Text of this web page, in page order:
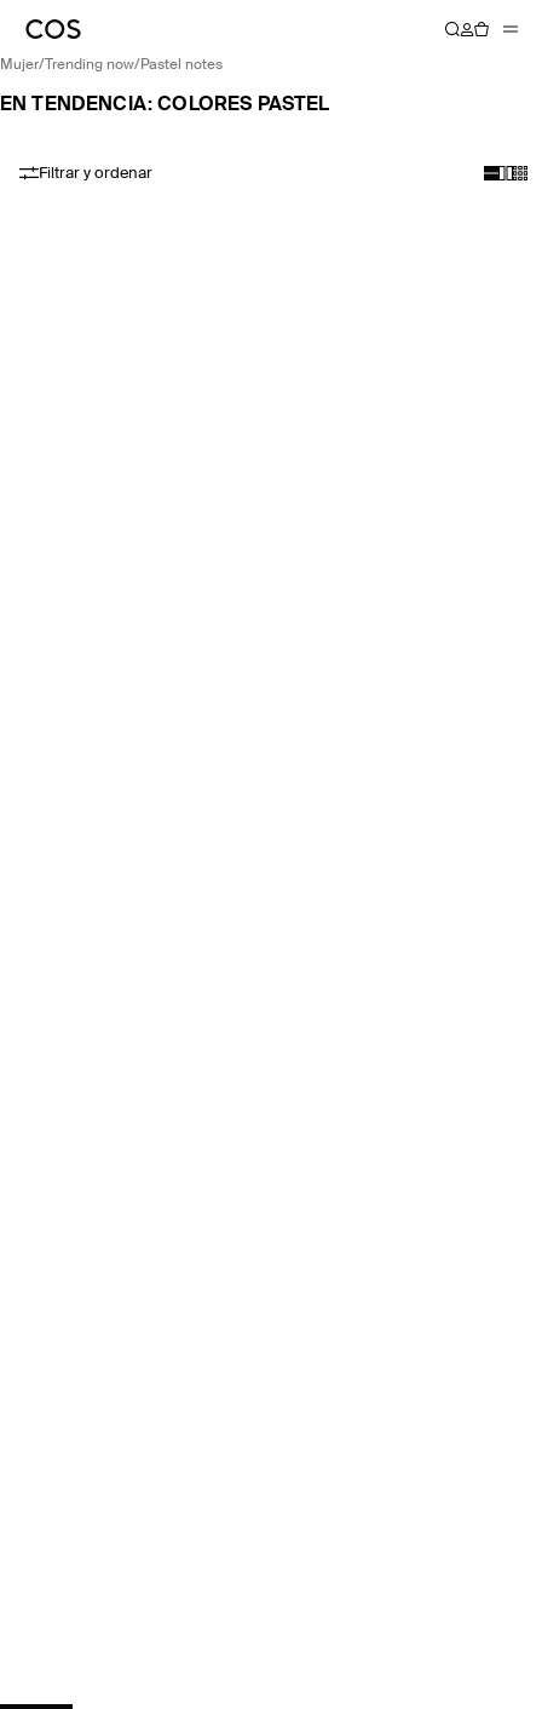
mujer/ trending now/ pastel notes
EN TENDENCIA: COLORES PASTEL
Filtrar y ordenar